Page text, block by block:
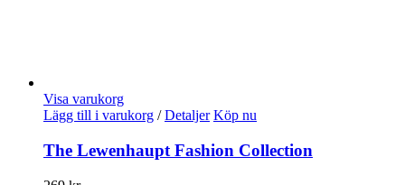
Visa varukorg
Lägg till i varukorg / Detaljer Köp nu
The Lewenhaupt Fashion Collection